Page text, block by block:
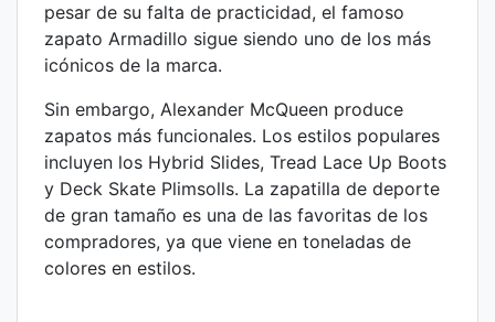
pesar de su falta de practicidad, el famoso
zapato Armadillo sigue siendo uno de los más
icónicos de la marca.
Sin embargo, Alexander McQueen produce
zapatos más funcionales. Los estilos populares
incluyen los Hybrid Slides, Tread Lace Up Boots
y Deck Skate Plimsolls. La zapatilla de deporte
de gran tamaño es una de las favoritas de los
compradores, ya que viene en toneladas de
colores en estilos.